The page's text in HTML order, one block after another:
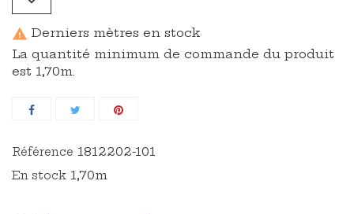
 Derniers mètres en stock
La quantité minimum de commande du produit
est 1,70m.
Référence 1812202-101
En stock 1,70m